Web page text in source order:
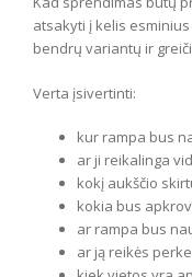
atsakyti į kelis
bendrų variantų ir
Verta įsivertinti:
kur rampa bus
ar ji reikalinga
kokį aukščio
kokia bus
ar rampa bus
ar ją reikės